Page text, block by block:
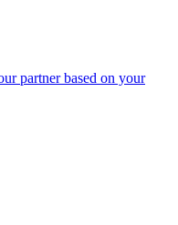
partner based on your